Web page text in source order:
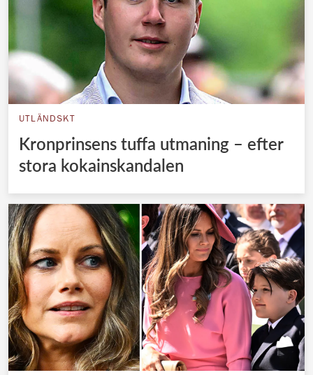
UTLÄNDSKT
Kronprinsens tuffa utmaning – efter
stora kokainskandalen